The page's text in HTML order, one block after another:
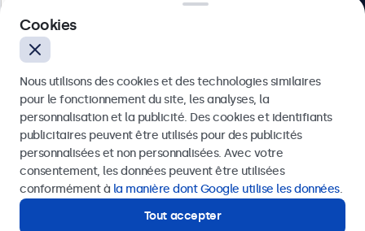
4.8/5 noté par 5000+ entreprises
Français
Envoyer
Ou appelez-nous au01 79 97 48 02
Cookies
Nous utilisons des cookies et des technologies similaires
pour le fonctionnement du site, les analyses, la
personnalisation et la publicité. Des cookies et identifiants
publicitaires peuvent être utilisés pour des publicités
personnalisées et non personnalisées. Avec votre
consentement, les données peuvent être utilisées
conformément à la manière dont Google utilise les données.
Tout accepter